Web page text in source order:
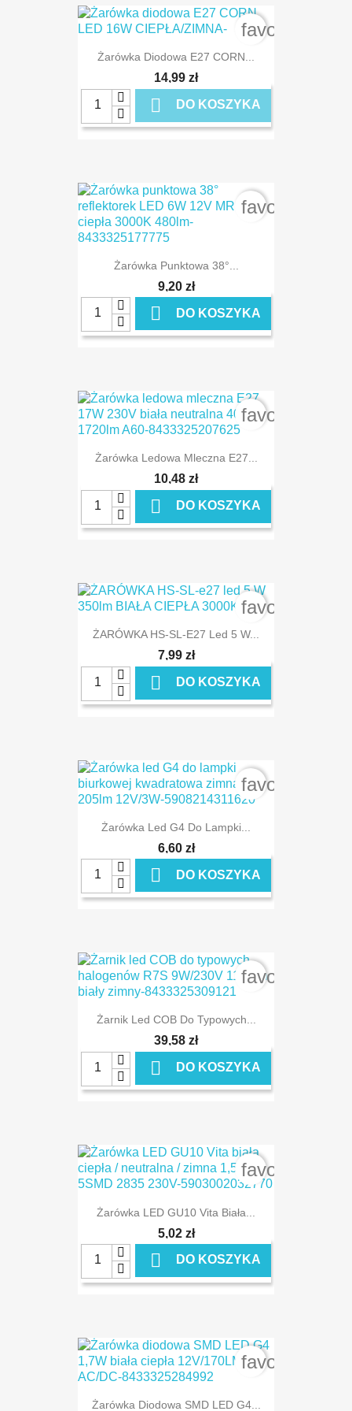
Żarówka Diodowa E27 CORN...
14,99 zł
 DO KOSZYKA
Żarówka Punktowa 38°...
9,20 zł
 DO KOSZYKA
Żarówka Ledowa Mleczna E27...
10,48 zł
 DO KOSZYKA
ŻARÓWKA HS-SL-E27 Led 5 W...
7,99 zł
 DO KOSZYKA
Żarówka Led G4 Do Lampki...
6,60 zł
 DO KOSZYKA
Żarnik Led COB Do Typowych...
39,58 zł
 DO KOSZYKA
Żarówka LED GU10 Vita Biała...
5,02 zł
 DO KOSZYKA
Żarówka Diodowa SMD LED G4...